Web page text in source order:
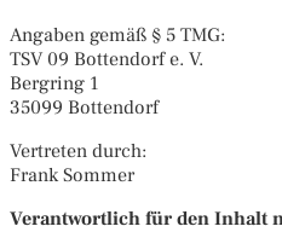
Angaben gemäß § 5 TMG:
TSV 09 Bottendorf e. V.
Bergring 1
35099 Bottendorf
Vertreten durch:
Frank Sommer
Verantwortlich für den Inhalt